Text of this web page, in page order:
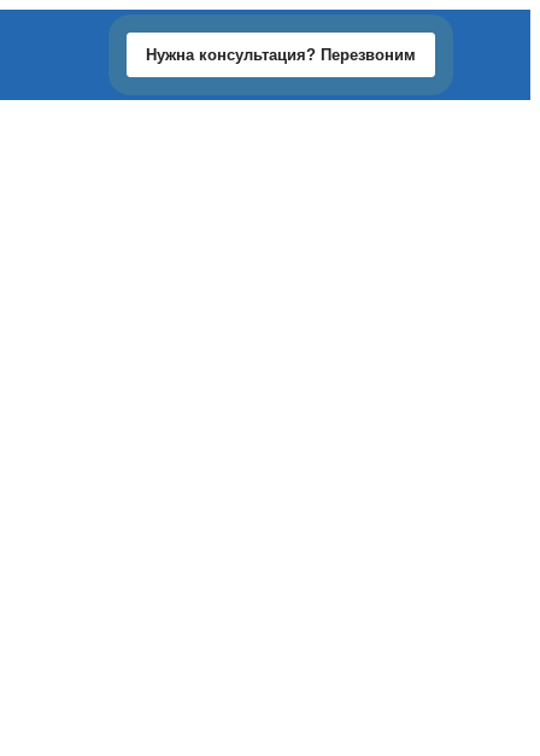
Нужна консультация? Перезвоним